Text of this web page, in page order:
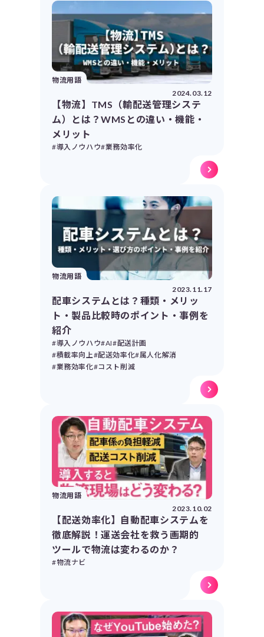
物流用語
2024.03.12
【物流】TMS（輸配送管理システ
ム）とは？WMSとの違い・機能・
メリット
#導入ノウハウ#業務効率化
物流用語
2023.11.17
配車システムとは？種類・メリッ
ト・製品比較時のポイント・事例を
紹介
#導入ノウハウ#AI#配送計画
#積載率向上#配送効率化#属人化解消
#業務効率化#コスト削減
物流用語
2023.10.02
【配送効率化】自動配車システムを
徹底解説！運送会社を救う画期的
ツールで物流は変わるのか？
#物流ナビ